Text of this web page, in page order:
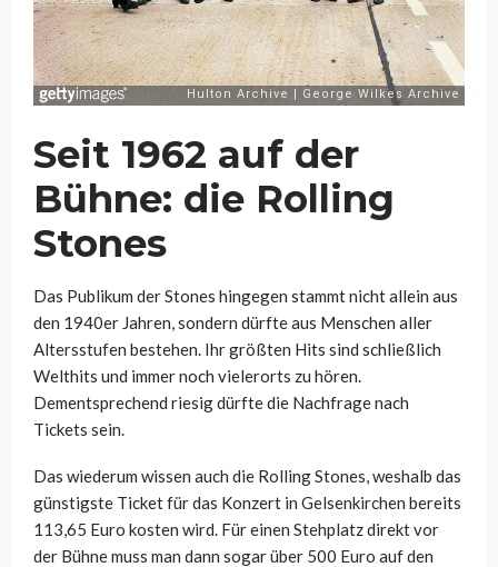
Seit 1962 auf der
Bühne: die Rolling
Stones
Das Publikum der Stones hingegen stammt nicht allein aus
den 1940er Jahren, sondern dürfte aus Menschen aller
Altersstufen bestehen. Ihr größten Hits sind schließlich
Welthits und immer noch vielerorts zu hören.
Dementsprechend riesig dürfte die Nachfrage nach
Tickets sein.
Das wiederum wissen auch die Rolling Stones, weshalb das
günstigste Ticket für das Konzert in Gelsenkirchen bereits
113,65 Euro kosten wird. Für einen Stehplatz direkt vor
der Bühne muss man dann sogar über 500 Euro auf den